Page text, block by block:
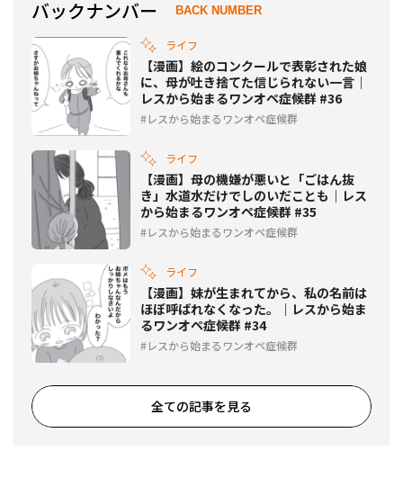
バックナンバー BACK NUMBER
ライフ
【漫画】絵のコンクールで表彰された娘
に、母が吐き捨てた信じられない一言｜
レスから始まるワンオペ症候群 #36
レスから始まるワンオペ症候群
ライフ
【漫画】母の機嫌が悪いと「ごはん抜
き」水道水だけでしのいだことも｜レス
から始まるワンオペ症候群 #35
レスから始まるワンオペ症候群
ライフ
【漫画】妹が生まれてから、私の名前は
ほぼ呼ばれなくなった。｜レスから始ま
るワンオペ症候群 #34
レスから始まるワンオペ症候群
全ての記事を見る